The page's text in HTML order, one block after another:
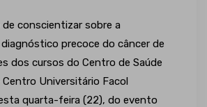
conscientizar sobre a
precoce do câncer de
dos cursos do Centro de Saúde
Centro Universitário Facol
quarta-feira (22), do evento